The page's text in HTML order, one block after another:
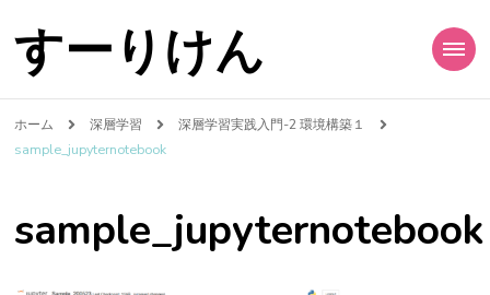
すーりけん
ホーム 深層学習
深層学習実践入門-2 環境構築１
sample_jupyternotebook
sample_jupyternotebook